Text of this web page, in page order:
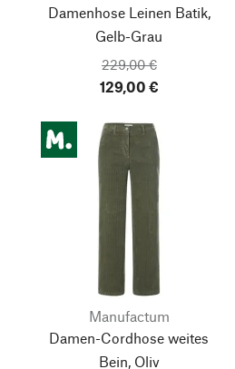
Damenhose Leinen Batik,
Gelb-Grau
229,00 €
129,00 €
Manufactum
Damen-Cordhose weites
Bein, Oliv